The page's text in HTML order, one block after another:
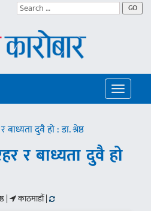
GO
Toggle
बाध्यता दुवै हो : डा. श्रेष्ठ
र बाध्यता दुवै हो
| काठमाडौं |